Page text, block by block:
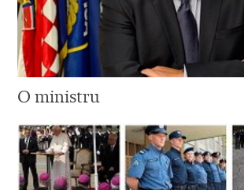
O ministru